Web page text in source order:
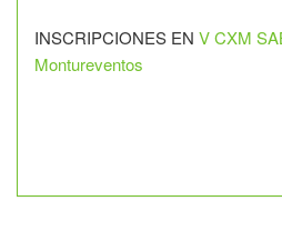
INSCRIPCIONES EN V CXM
Montureventos